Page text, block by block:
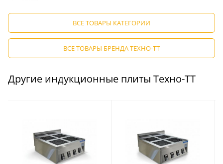
ВСЕ ТОВАРЫ КАТЕГОРИИ
ВСЕ ТОВАРЫ БРЕНДА ТЕХНО-ТТ
Другие индукционные плиты Техно-ТТ